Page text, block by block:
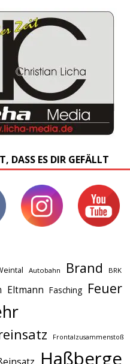
DASS ES DIR GEFÄLLT
Autobahn Brand BRK
Eltmann Fasching Feuer
Frontalzusammenstoß
Haßberge